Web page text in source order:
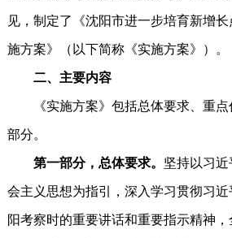
见，制定了《沈阳市进一步培育新增
施方案》（以下简称《实施方案》）。
二、主要内容
《实施方案》包括总体要求、重点
部分。
第一部分，总体要求。 坚持以习
会主义思想为指引，深入学习贯彻习
阳考察时的重要讲话和重要指示精神